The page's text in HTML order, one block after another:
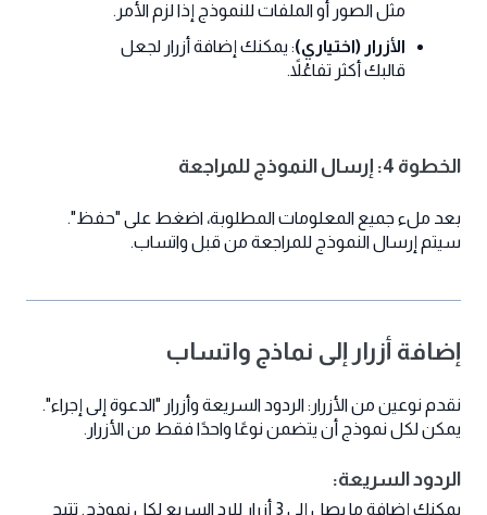
مثل الصور أو الملفات للنموذج إذا لزم الأمر.
الأزرار (اختياري): يمكنك إضافة أزرار لجعل
قالبك أكثر تفاعُلاً.
الخطوة 4: إرسال النموذج للمراجعة
بعد ملء جميع المعلومات المطلوبة، اضغط على "حفظ".
سيتم إرسال النموذج للمراجعة من قبل واتساب.
إضافة أزرار إلى نماذج واتساب
نقدم نوعين من الأزرار: الردود السريعة وأزرار "الدعوة إلى إجراء".
يمكن لكل نموذج أن يتضمن نوعًا واحدًا فقط من الأزرار.
الردود السريعة:
يمكنك إضافة ما يصل إلى 3 أزرار للرد السريع لكل نموذج. تتيح